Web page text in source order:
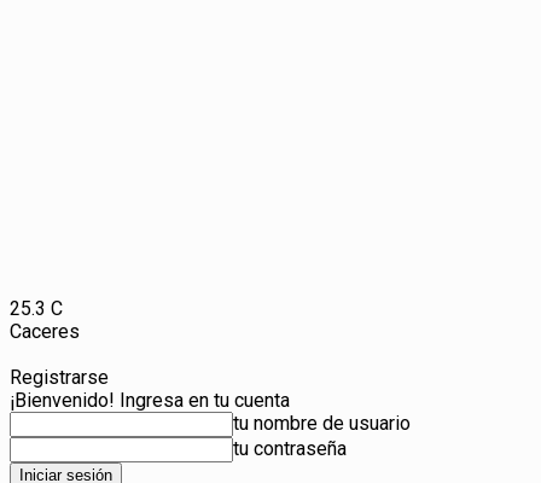
25.3 C
Caceres
Registrarse
¡Bienvenido! Ingresa en tu cuenta
tu nombre de usuario
tu contraseña